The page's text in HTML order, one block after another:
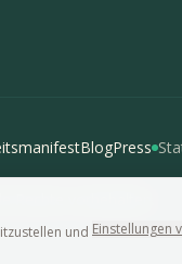
BlogPress
und Einstellungen